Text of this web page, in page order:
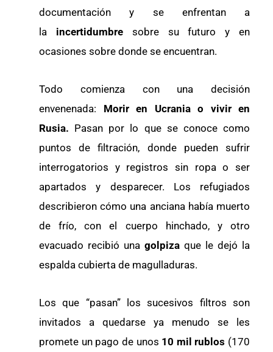
documentación y se enfrentan a
la incertidumbre sobre su futuro y en
ocasiones sobre donde se encuentran.
Todo comienza con una decisión
envenenada: Morir en Ucrania o vivir en
Rusia. Pasan por lo que se conoce como
puntos de filtración, donde pueden sufrir
interrogatorios y registros sin ropa o ser
apartados y desparecer. Los refugiados
describieron cómo una anciana había muerto
de frío, con el cuerpo hinchado, y otro
evacuado recibió una golpiza que le dejó la
espalda cubierta de magulladuras.
Los que “pasan” los sucesivos filtros son
invitados a quedarse ya menudo se les
promete un pago de unos 10 mil rublos (170